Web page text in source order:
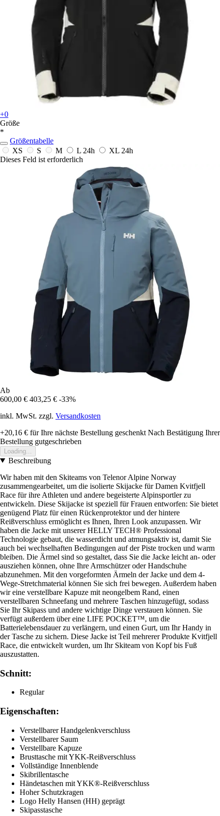
+0
Größe
*
Größentabelle
XS
S M L 24h XL 24h
Dieses Feld ist erforderlich
Ab
600,00 € 403,25 € -33%
inkl. MwSt. zzgl. Versandkosten
+20,16 € für Ihre nächste Bestellung geschenkt Nach Bestätigung Ihrer
Bestellung gutgeschrieben
Loading...
Beschreibung
Wir haben mit den Skiteams von Telenor Alpine Norway
zusammengearbeitet, um die isolierte Skijacke für Damen Kvitfjell
Race für ihre Athleten und andere begeisterte Alpinsportler zu
entwickeln. Diese Skijacke ist speziell für Frauen entworfen: Sie bietet
genügend Platz für einen Rückenprotektor und der hintere
Reißverschluss ermöglicht es Ihnen, Ihren Look anzupassen. Wir
haben die Jacke mit unserer HELLY TECH® Professional
Technologie gebaut, die wasserdicht und atmungsaktiv ist, damit Sie
auch bei wechselhaften Bedingungen auf der Piste trocken und warm
bleiben. Die Ärmel sind so gestaltet, dass Sie die Jacke leicht an- oder
ausziehen können, ohne Ihre Armschützer oder Handschuhe
abzunehmen. Mit den vorgeformten Ärmeln der Jacke und dem 4-
Wege-Stretchmaterial können Sie sich frei bewegen. Außerdem haben
wir eine verstellbare Kapuze mit neongelbem Rand, einen
verstellbaren Schneefang und mehrere Taschen hinzugefügt, sodass
Sie Ihr Skipass und andere wichtige Dinge verstauen können. Sie
verfügt außerdem über eine LIFE POCKET™, um die
Batterielebensdauer zu verlängern, und einen Gurt, um Ihr Handy in
der Tasche zu sichern. Diese Jacke ist Teil mehrerer Produkte Kvitfjell
Race, die entwickelt wurden, um Ihr Skiteam von Kopf bis Fuß
auszustatten.
Schnitt:
Regular
Eigenschaften:
Verstellbarer Handgelenkverschluss
Verstellbarer Saum
Verstellbare Kapuze
Brusttasche mit YKK-Reißverschluss
Vollständige Innenblende
Skibrillentasche
Händetaschen mit YKK®-Reißverschluss
Hoher Schutzkragen
Logo Helly Hansen (HH) geprägt
Skipasstasche